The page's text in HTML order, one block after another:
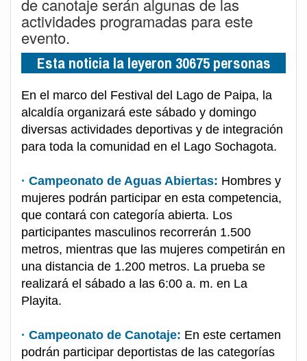
actividades programadas para este
evento.
Esta noticia la leyeron 30675 personas
En el marco del Festival del Lago de Paipa, la
alcaldía organizará este sábado y domingo
diversas actividades deportivas y de integración
para toda la comunidad en el Lago Sochagota.
· Campeonato de Aguas Abiertas: Hombres y
mujeres podrán participar en esta competencia,
que contará con categoría abierta. Los
participantes masculinos recorrerán 1.500
metros, mientras que las mujeres competirán en
una distancia de 1.200 metros. La prueba se
realizará el sábado a las 6:00 a. m. en La
Playita.
· Campeonato de Canotaje: En este certamen
podrán participar deportistas de las categorías